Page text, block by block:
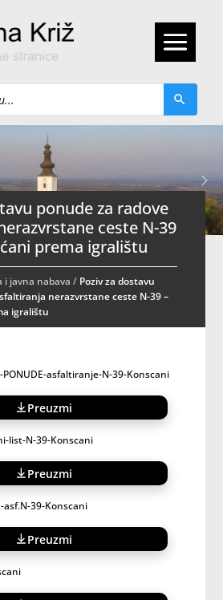
ponude za radove
ceste N-39
prema igralištu
i javna nabava / Poziv za dostavu
nerazvrstane ceste N-39 –
igralištu
PONUDE-asfaltiranje-N-39-Konscani
Preuzmi
list-N-39-Konscani
Preuzmi
39-Konscani
Preuzmi